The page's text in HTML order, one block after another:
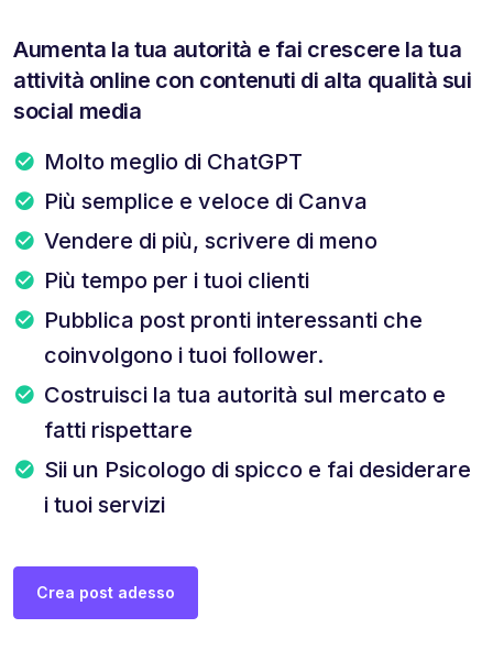
Aumenta la tua autorità e fai crescere la tua
attività online con contenuti di alta qualità sui
social media
Molto meglio di ChatGPT
Più semplice e veloce di Canva
Vendere di più, scrivere di meno
Più tempo per i tuoi clienti
Pubblica post pronti interessanti che
coinvolgono i tuoi follower.
Costruisci la tua autorità sul mercato e
fatti rispettare
Sii un Psicologo di spicco e fai desiderare
i tuoi servizi
Crea post adesso